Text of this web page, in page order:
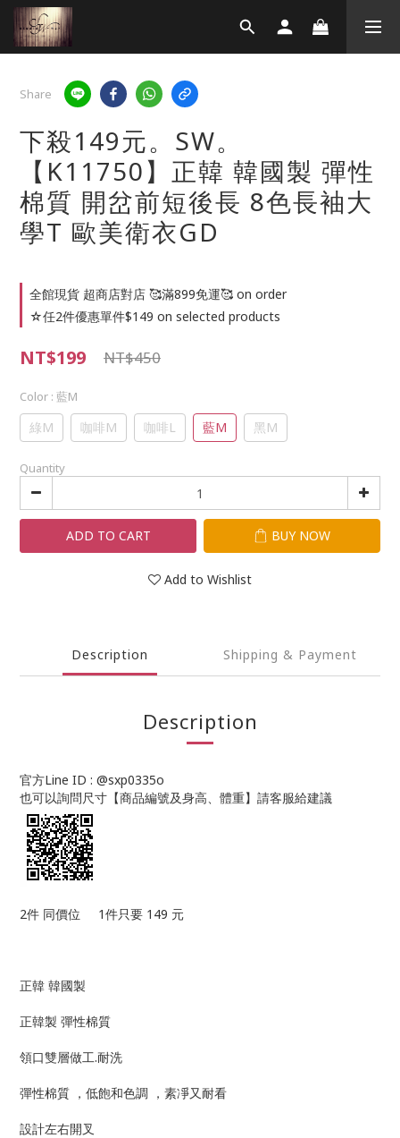
Share
下殺149元。SW。
【K11750】正韓 韓國製 彈性
棉質 開岔前短後長 8色長袖大
學T 歐美衛衣GD
全館現貨 超商店對店 🥰滿899免運🥰 on order
☆任2件優惠單件$149 on selected products
NT$199 NT$450
Color : 藍M
綠M 咖啡M 咖啡L 藍M 黑M
Quantity
ADD TO CART BUY NOW
Add to Wishlist
Description Shipping & Payment
Description
官方Line ID : @sxp0335o
也可以詢問尺寸【商品編號及身高、體重】請客服給建議
2件 同價位 1件只要 149 元
正韓 韓國製
正韓製 彈性棉質
領口雙層做工.耐洗
彈性棉質 ，低飽和色調 ，素凈又耐看
設計左右開叉